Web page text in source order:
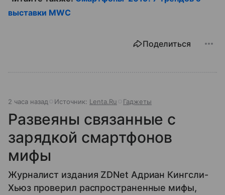
выставки MWC
Поделиться
2 часа назад Источник: Lenta.Ru Гаджеты
Развеяны связанные с
зарядкой смартфонов
мифы
Журналист издания ZDNet Адриан Кингсли-
Хьюз проверил распространенные мифы,